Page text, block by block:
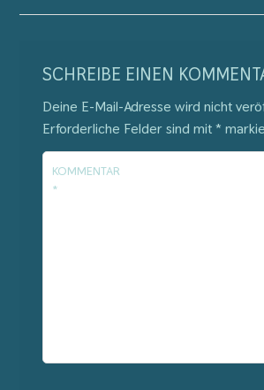
SCHREIBE EINEN
Deine E-Mail-Adresse wird nicht
Erforderliche Felder sind mit*
KOMMENTAR
*